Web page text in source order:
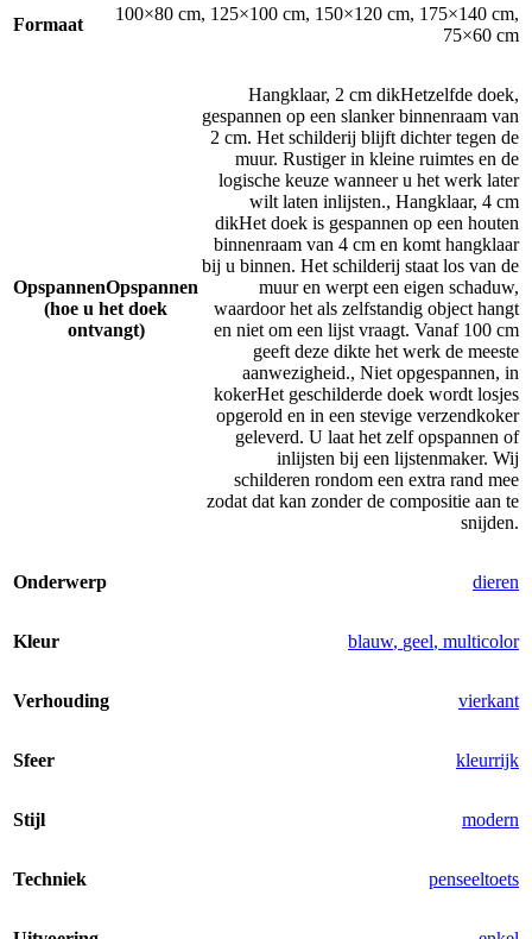
Formaat
100×80 cm, 125×100 cm, 150×120 cm, 175×140 cm,
75×60 cm
OpspannenOpspannen
(hoe u het doek
ontvangt)
Hangklaar, 2 cm dikHetzelfde doek,
gespannen op een slanker binnenraam van
2 cm. Het schilderij blijft dichter tegen de
muur. Rustiger in kleine ruimtes en de
logische keuze wanneer u het werk later
wilt laten inlijsten., Hangklaar, 4 cm
dikHet doek is gespannen op een houten
binnenraam van 4 cm en komt hangklaar
bij u binnen. Het schilderij staat los van de
muur en werpt een eigen schaduw,
waardoor het als zelfstandig object hangt
en niet om een lijst vraagt. Vanaf 100 cm
geeft deze dikte het werk de meeste
aanwezigheid., Niet opgespannen, in
kokerHet geschilderde doek wordt losjes
opgerold en in een stevige verzendkoker
geleverd. U laat het zelf opspannen of
inlijsten bij een lijstenmaker. Wij
schilderen rondom een extra rand mee
zodat dat kan zonder de compositie aan te
snijden.
Onderwerp dieren
Kleur blauw, geel, multicolor
Verhouding vierkant
Sfeer kleurrijk
Stijl modern
Techniek penseeltoets